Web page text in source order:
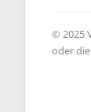
© 2025
oder